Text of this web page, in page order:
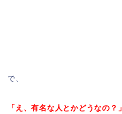
で、
「え、有名な人とかどうなの？」